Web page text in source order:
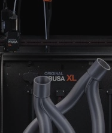
PrestaShop-
Polityce